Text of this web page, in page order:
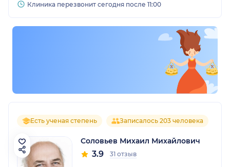
Клиника перезвонит сегодня после 11:00
Есть ученая степень Записалось 203 человека
Соловьев Михаил Михайлович
3.9 31 отзыв